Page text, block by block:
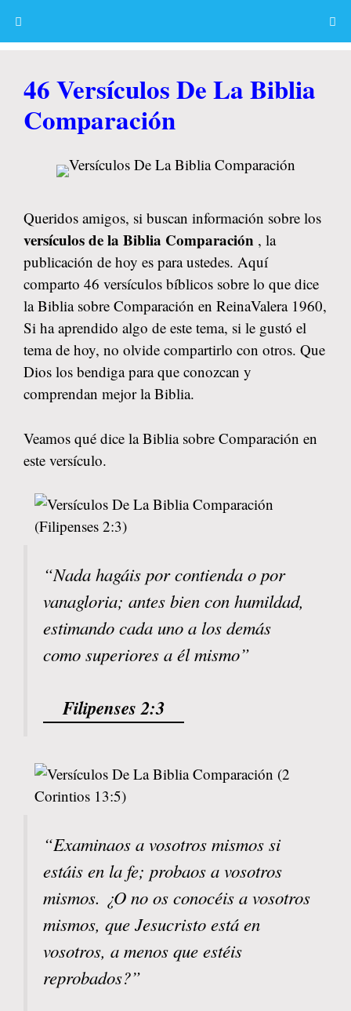
46 Versículos De La Biblia
Comparación
Queridos amigos, si buscan información sobre los
versículos de la Biblia Comparación , la
publicación de hoy es para ustedes. Aquí
comparto 46 versículos bíblicos sobre lo que dice
la Biblia sobre Comparación en ReinaValera 1960,
Si ha aprendido algo de este tema, si le gustó el
tema de hoy, no olvide compartirlo con otros. Que
Dios los bendiga para que conozcan y
comprendan mejor la Biblia.
Veamos qué dice la Biblia sobre Comparación en
este versículo.
“Nada hagáis por contienda o por
vanagloria; antes bien con humildad,
estimando cada uno a los demás
como superiores a él mismo”
Filipenses 2:3
“Examinaos a vosotros mismos si
estáis en la fe; probaos a vosotros
mismos. ¿O no os conocéis a vosotros
mismos, que Jesucristo está en
vosotros, a menos que estéis
reprobados?”